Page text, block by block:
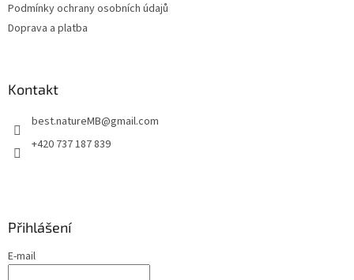
Podmínky ochrany osobních údajů
Doprava a platba
Kontakt
best.natureMB@gmail.com
+420 737 187 839
Přihlášení
E-mail